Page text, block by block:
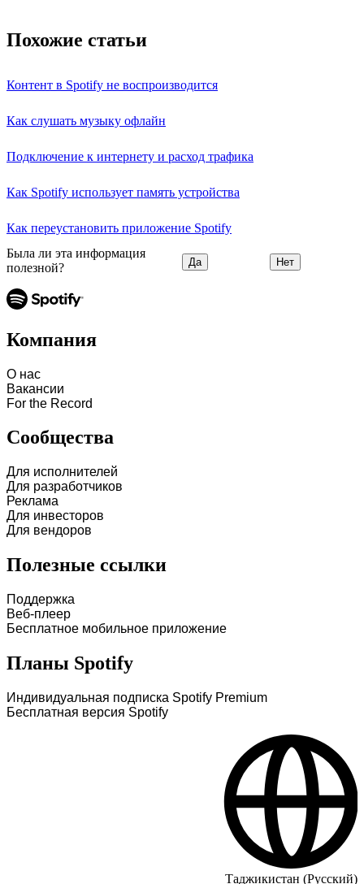
Похожие статьи
Контент в Spotify не воспроизводится
Как слушать музыку офлайн
Подключение к интернету и расход трафика
Как Spotify использует память устройства
Как переустановить приложение Spotify
Была ли эта информация
полезной?
Да Нет
Компания
О нас
Вакансии
For the Record
Сообщества
Для исполнителей
Для разработчиков
Реклама
Для инвесторов
Для вендоров
Полезные ссылки
Поддержка
Веб-плеер
Бесплатное мобильное приложение
Планы Spotify
Индивидуальная подписка Spotify Premium
Бесплатная версия Spotify
Таджикистан (Русский)